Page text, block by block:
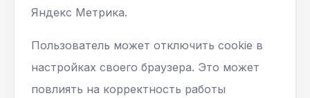
Яндекс Метрика.
Пользователь может отключить cookie в
настройках своего браузера. Это может
повлиять на корректность работы